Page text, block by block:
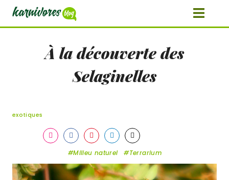
À la découverte des
Selaginelles
exotiques
Share
Instagram
Share
on
Facebook
Share
on
Pinterest
Share
on
LinkedIn
Share
on
Twitter
Milieu naturel Terrarium